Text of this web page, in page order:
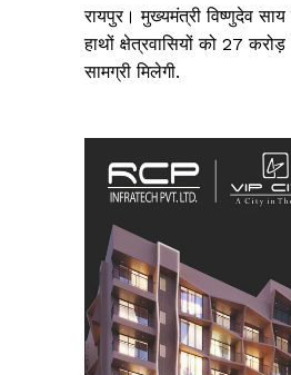
रायपुर। मुख्यमंत्री विष्णुदेव
हाथों क्षेत्रवासियों को 27
सामग्री मिलेगी.